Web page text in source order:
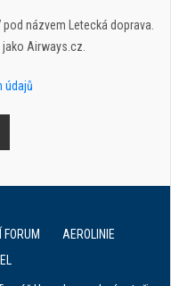
názvem Letecká doprava.
Airways.cz.
údajů
FORUM
AEROLINIE